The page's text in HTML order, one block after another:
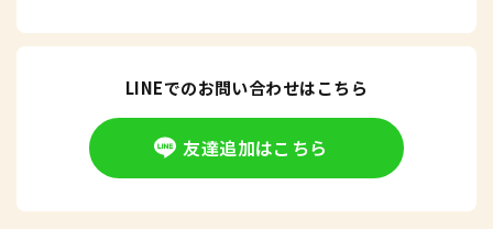
LINEでのお問い合わせはこちら
友達追加はこちら